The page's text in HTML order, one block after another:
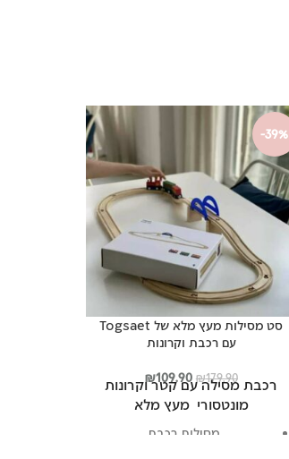
-39%
סט מסילות מעץ מלא של Togsaet
עם רכבת וקרונות
₪179.90
המחיר
המקורי
היה:
₪179.90.
₪109.90
המחיר
הנוכחי
הוא:
רכבת מסילה עם קטר וקרונות
מונטסורי מעץ מלא
מסילות רכבת